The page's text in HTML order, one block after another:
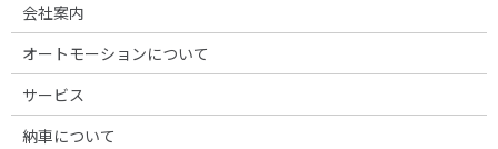
会社案内
オートモーションについて
サービス
納車について